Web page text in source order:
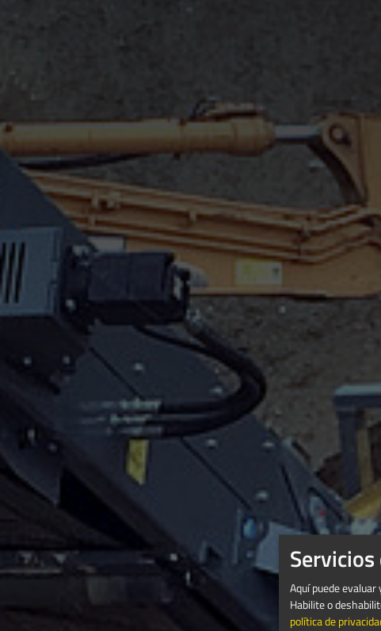
Aquí puede
Habilite o
política de